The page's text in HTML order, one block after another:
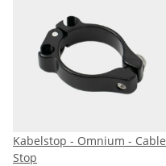
Kabelstop - Omnium - Cable
Stop